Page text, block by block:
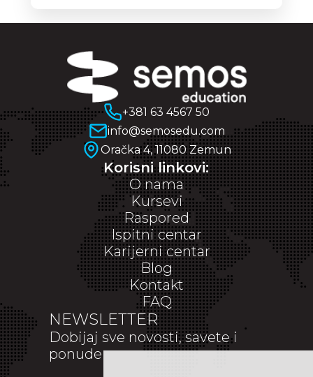
+381 63 4567 50
info@semosedu.com
Oračka 4, 11080 Zemun
Korisni linkovi:
O nama
Kursevi
Raspored
Ispitni centar
Karijerni centar
Blog
Kontakt
FAQ
NEWSLETTER
Dobijaj sve novosti, savete i
ponude